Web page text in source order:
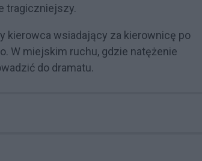
tragiczniejszy.
kierowca wsiadający za kierownicę po
W miejskim ruchu, gdzie natężenie
do dramatu.